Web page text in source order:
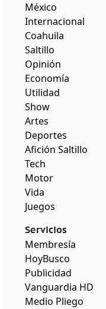
México
Internacional
Coahuila
Saltillo
Opinión
Economía
Utilidad
Show
Artes
Deportes
Afición Saltillo
Tech
Motor
Vida
Juegos
Servicios
Membresía
HoyBusco
Publicidad
Vanguardia HD
Medio Pliego